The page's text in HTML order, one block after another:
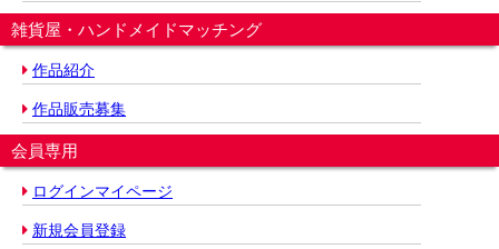
雑貨屋・ハンドメイドマッチング
作品紹介
作品販売募集
会員専用
ログインマイページ
新規会員登録